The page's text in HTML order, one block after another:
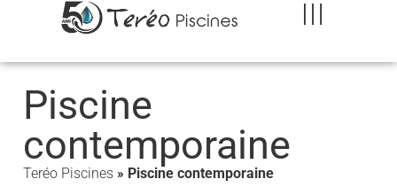
Piscine
contemporaine
Teréo Piscines » Piscine contemporaine